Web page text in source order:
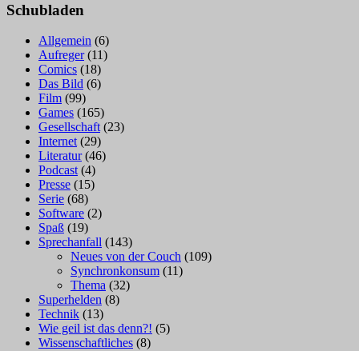
Schubladen
Allgemein (6)
Aufreger(11)
Comics (18)
Das Bild (6)
Film (99)
Games (165)
Gesellschaft(23)
Internet(29)
Literatur(46)
Podcast(4)
Presse (15)
Serie (68)
Software (2)
Spaß (19)
Sprechanfall (143)
Neues von der Couch (109)
Synchronkonsum (11)
Thema (32)
Superhelden (8)
Technik (13)
Wie geil ist das denn?! (5)
Wissenschaftliches (8)